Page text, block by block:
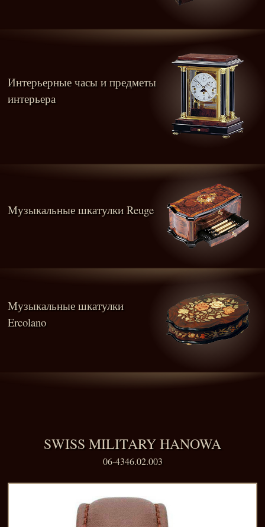
Интерьерные часы и предметы
интерьера
Музыкальные шкатулки Reuge
Музыкальные шкатулки
Ercolano
SWISS MILITARY HANOWA
06-4346.02.003